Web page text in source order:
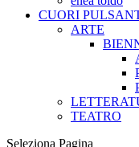
CUORI
ARTE
TEATRO
Seleziona Pagina